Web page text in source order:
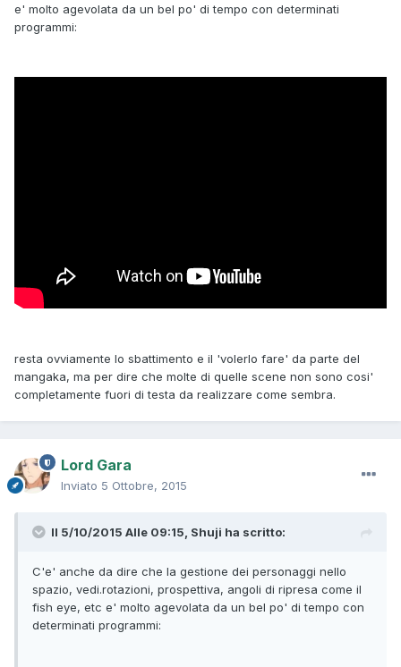
e' molto agevolata da un bel po' di tempo con determinati
programmi:
resta ovviamente lo sbattimento e il 'volerlo fare' da parte del
mangaka, ma per dire che molte di quelle scene non sono cosi'
completamente fuori di testa da realizzare come sembra.
Lord Gara
Inviato 5 Ottobre, 2015
Il 5/10/2015 Alle 09:15, Shuji ha scritto:
C'e' anche da dire che la gestione dei personaggi nello
spazio, vedi.rotazioni, prospettiva, angoli di ripresa come il
fish eye, etc e' molto agevolata da un bel po' di tempo con
determinati programmi: